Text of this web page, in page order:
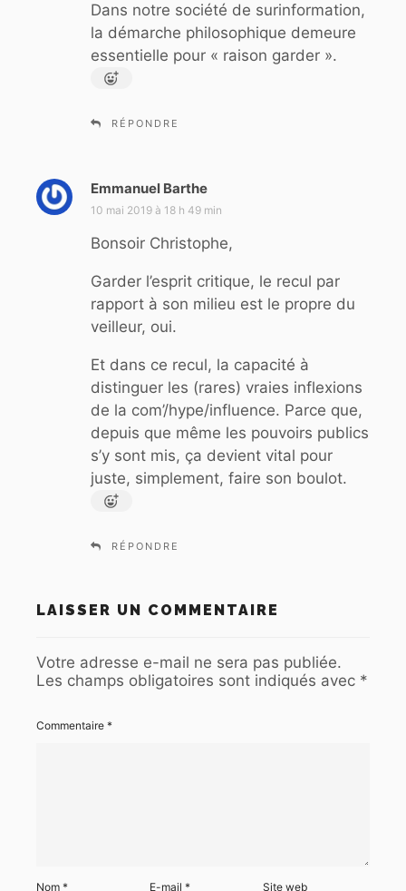
Dans notre société de surinformation,
la démarche philosophique demeure
essentielle pour « raison garder ».
RÉPONDRE
Emmanuel Barthe
i
10 mai 2019 à 18 h 49 min
Bonsoir Christophe,
Garder l’esprit critique, le recul par
rapport à son milieu est le propre du
veilleur, oui.
Et dans ce recul, la capacité à
distinguer les (rares) vraies inflexions
de la com’/hype/influence. Parce que,
depuis que même les pouvoirs publics
s’y sont mis, ça devient vital pour
juste, simplement, faire son boulot.
RÉPONDRE
LAISSER UN COMMENTAIRE
Votre adresse e-mail ne sera pas publiée.
Les champs obligatoires sont indiqués avec *
Commentaire *
Nom * E-mail* Site web